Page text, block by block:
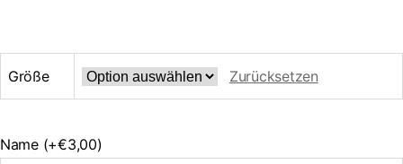
Größe Zurücksetzen
Name (+€3,00)